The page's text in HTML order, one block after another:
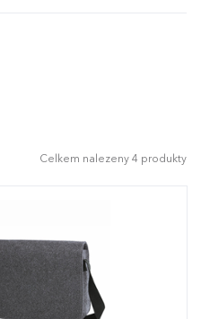
Celkem nalezeny 4 produkty